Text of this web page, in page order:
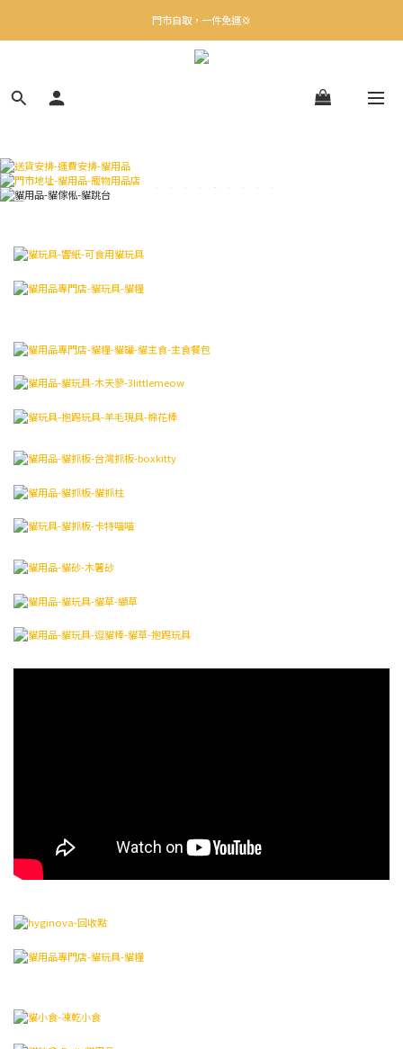
✨下載Three Little Meow App 即享多重禮遇！
門市自取，一件免運💢
🛒購物滿$400送貨上門免運